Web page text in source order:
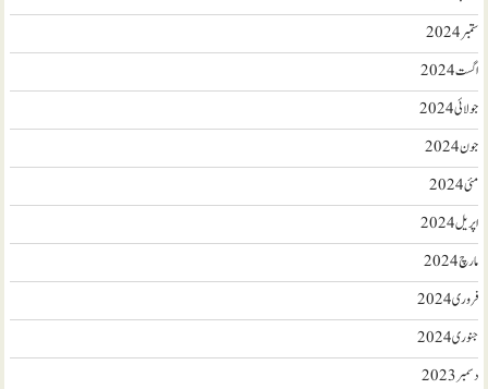
ستمبر 2024
اگست 2024
جولائی 2024
جون 2024
مئی 2024
اپریل 2024
مارچ 2024
فروری 2024
جنوری 2024
دسمبر 2023